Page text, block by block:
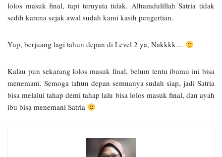
lolos masuk final, tapi ternyata tidak. Alhamdulillah Satria tidak
sedih karena sejak awal sudah kami kasih pengertian.
Yup, berjuang lagi tahun depan di Level 2 ya, Nakkkk…
Kalau pun sekarang lolos masuk final, belum tentu ibumu ini bisa
menemani. Semoga tahun depan semuanya sudah siap, jadi Satria
bisa melalui tahap demi tahap lalu bisa lolos masuk final, dan ayah
ibu bisa menemani Satria